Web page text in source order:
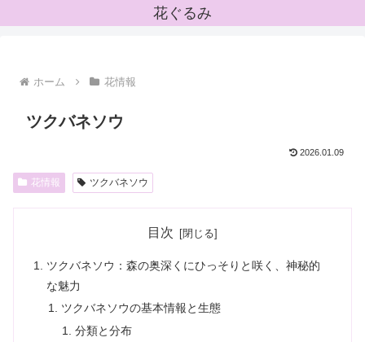
花ぐるみ
ホーム 花情報
ツクバネソウ
2026.01.09
花情報 ツクバネソウ
目次
ツクバネソウ：森の奥深くにひっそりと咲く、神秘的
な魅力
ツクバネソウの基本情報と生態
分類と分布